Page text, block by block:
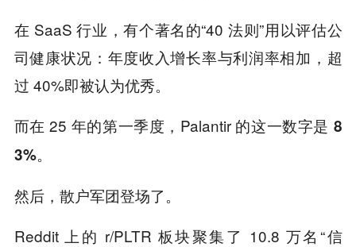
在 SaaS 行业，有个著名的“40 法则”用以评估公
司健康状况：年度收入增长率与利润率相加，超
过 40%即被认为优秀。
而在 25 年的第一季度，Palantir 的这一数字是 8
3%。
然后，散户军团登场了。
Reddit 上的 r/PLTR 板块聚集了 10.8 万名“信